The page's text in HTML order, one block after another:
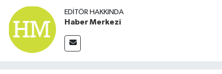
EDITÖR HAKKINDA
Haber Merkezi